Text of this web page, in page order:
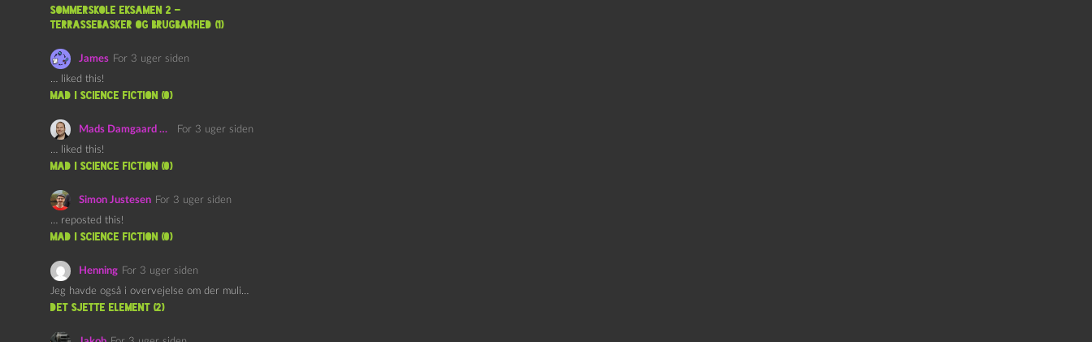
Sommerskole Eksamen 2 –
Terrassebasker og Brugbarhed (1)
James For 3 uger siden
… liked this!
mad i science fiction (0)
Mads Damgaard Mortensen (Å)
For 3 uger siden
… liked this!
mad i science fiction (0)
Simon Justesen For 3 uger siden
… reposted this!
mad i science fiction (0)
Henning For 3 uger siden
Jeg havde også i overvejelse om der muligvis kunne være…
det sjette element (2)